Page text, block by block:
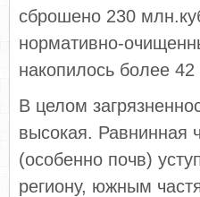
сброшено 230
нормативно-
накопилось более
В целом
высокая. Равнинная
(особенно почв)
региону, южным